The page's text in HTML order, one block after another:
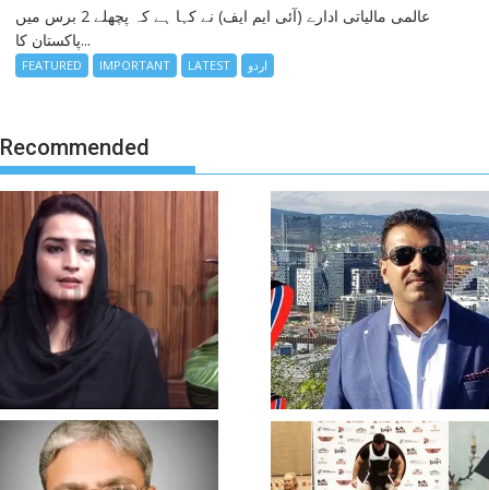
عالمی مالیاتی ادارے (آئی ایم ایف) نے کہا ہے کہ پچھلے 2 برس میں
پاکستان کا...
FEATURED IMPORTANT LATEST اردو
Recommended